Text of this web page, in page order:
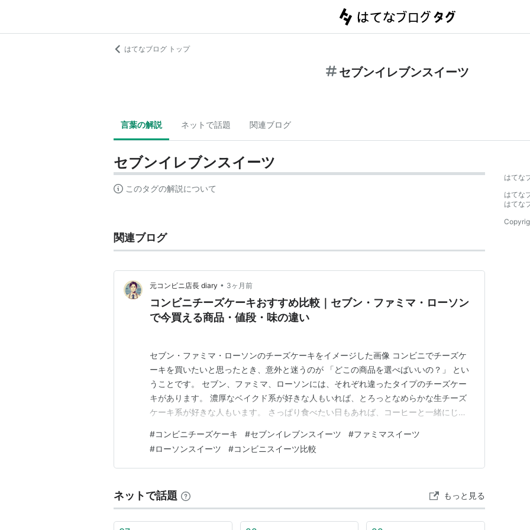
はてなブログ トップ
セブンイレブンスイーツ
言葉の解説 ネットで話題 関連ブログ
セブンイレブンスイーツ
このタグの解説について
関連ブログ
元コンビニ店長 diary • 3ヶ月前
コンビニチーズケーキおすすめ比較｜セブン・ファミマ・ローソン
で今買える商品・値段・味の違い
セブン・ファミマ・ローソンのチーズケーキをイメージした画像 コンビニでチーズケ
ーキを買いたいと思ったとき、意外と迷うのが 「どこの商品を選べばいいの？」 とい
うことです。 セブン、ファミマ、ローソンには、それぞれ違ったタイプのチーズケー
キがあります。 濃厚なベイクド系が好きな人もいれば、とろっとなめらかな生チーズ
ケーキ系が好きな人もいます。 さっぱり食べたい日もあれば、コーヒーと一緒にじっ
例、値段、カロリー、味の傾向、選び方、売っていない時の確認方法までまとめて解説
します。 「今日どれを買うか」を決めやすいように、セ…
#コンビニチーズケーキ #セブンイレブンスイーツ #ファミマスイーツ
#ローソンスイーツ #コンビニスイーツ比較
ネットで話題 もっと見る
はてな
はてな
はてな